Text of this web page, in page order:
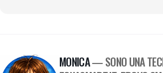
MONICA— SONO UNA